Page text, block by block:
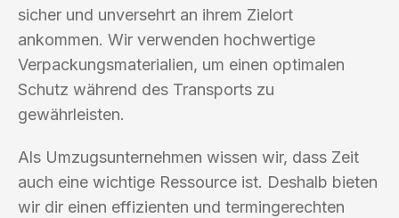
sicher und unversehrt an ihrem Zielort
ankommen. Wir verwenden hochwertige
Verpackungsmaterialien, um einen optimalen
Schutz während des Transports zu
gewährleisten.
Als Umzugsunternehmen wissen wir, dass Zeit
auch eine wichtige Ressource ist. Deshalb bieten
wir dir einen effizienten und termingerechten